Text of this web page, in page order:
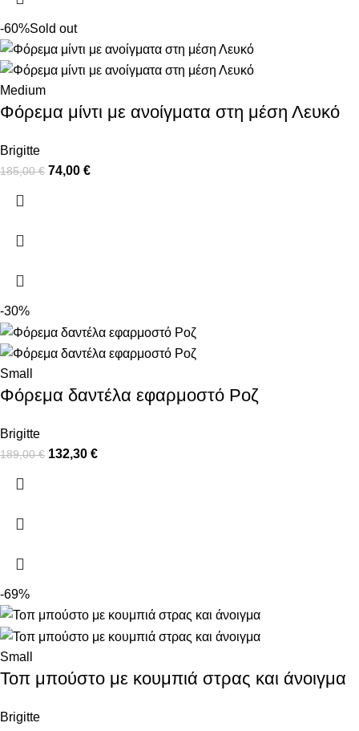
-60%Sold out
Medium
Φόρεμα μίντι με ανοίγματα στη μέση Λευκό
Brigitte
185,00€ 74,00 €
-30%
Small
Φόρεμα δαντέλα εφαρμοστό Ροζ
Brigitte
189,00€ 132,30 €
-69%
Small
Τοπ μπούστο με κουμπιά στρας και άνοιγμα
Brigitte